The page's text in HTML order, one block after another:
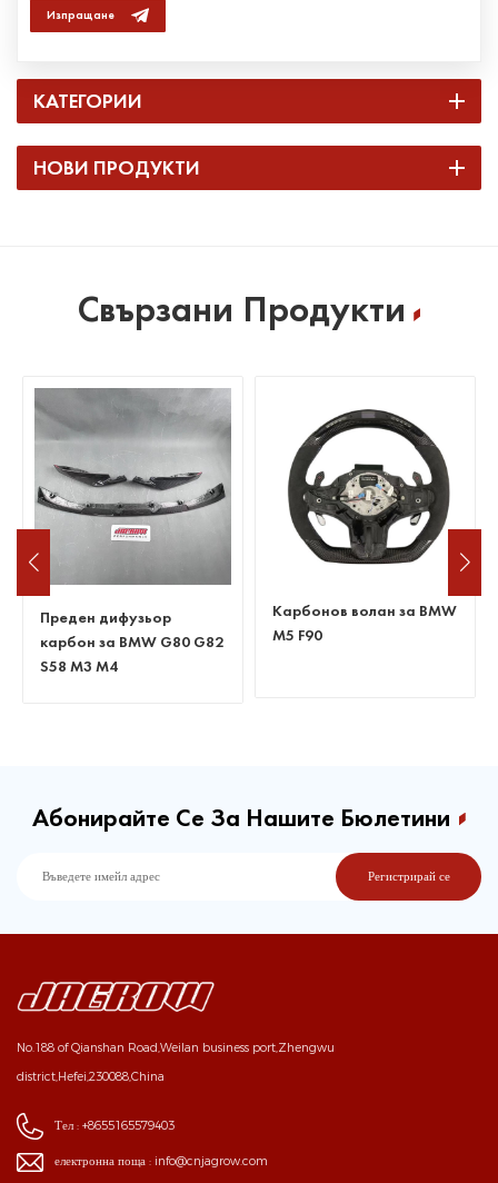
Изпращане
КАТЕГОРИИ
НОВИ ПРОДУКТИ
Свързани Продукти
Карбонов волан за BMW
M5 F90
Гореща разпродажба за
BMW F30 M2 ABS
Абонирайте Се За Нашите Бюлетини
No.188 of Qianshan Road,Weilan business port,Zhengwu
district,Hefei,230088,China
Тел : +8655165579403
електронна поща : info@cnjagrow.com